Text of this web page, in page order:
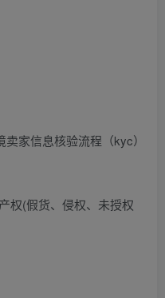
家信息核验流程（kyc）
权(假货、侵权、未授权